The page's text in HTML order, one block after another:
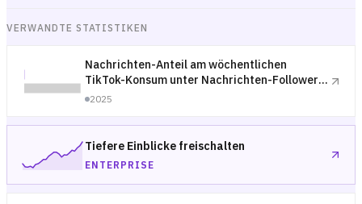
VERWANDTE STATISTIKEN
Nachrichten-Anteil am wöchentlichen
TikTok-Konsum unter Nachrichten-Followern
— Deutschland 2025
2025
Tiefere Einblicke freischalten
ENTERPRISE